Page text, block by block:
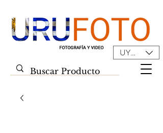
UYU ($U)